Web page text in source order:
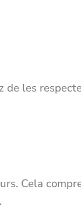
de les
Cela